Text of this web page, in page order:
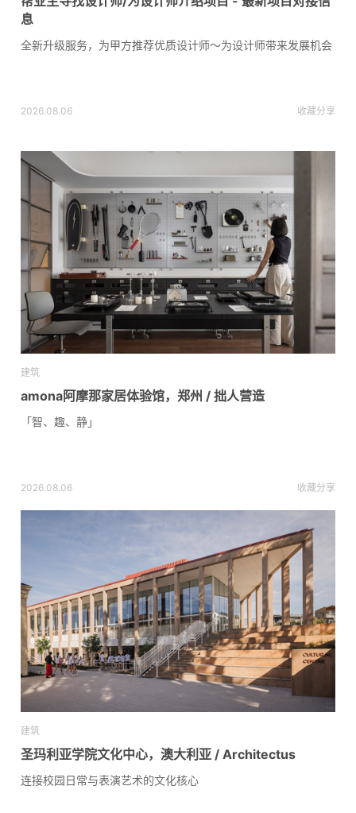
息
全新升级服务，为甲方推荐优质设计师～为设计师带来发展机会
2026.08.06 收藏分享
建筑
amona阿摩那家居体验馆，郑州 / 拙人营造
「智、趣、静」
2026.08.06 收藏分享
建筑
圣玛利亚学院文化中心，澳大利亚 / Architectus
连接校园日常与表演艺术的文化核心